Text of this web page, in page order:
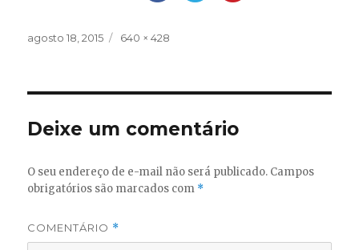
Publicado
agosto 18, 2015
Tamanho
640 × 428
Deixe um comentário
O seu endereço de e-mail não será publicado. Campos
obrigatórios são marcados com *
COMENTÁRIO *